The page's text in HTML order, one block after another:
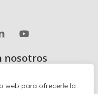
web para ofrecerle la
nosotros